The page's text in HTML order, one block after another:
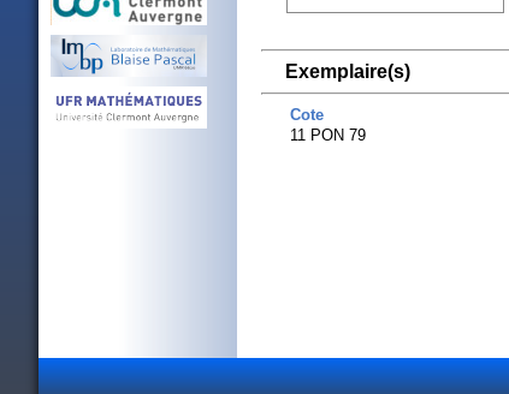
Exemplaire(s)
Cote
11 PON 79